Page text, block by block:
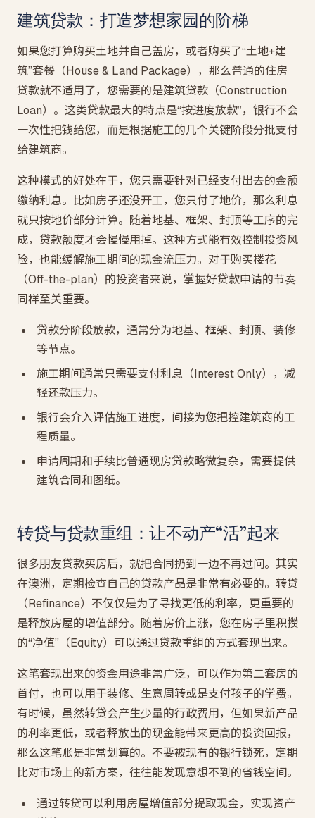
建筑贷款：打造梦想家园的阶梯
如果您打算购买土地并自己盖房，或者购买了“土地+建
筑”套餐（House & Land Package），那么普通的住房
贷款就不适用了，您需要的是建筑贷款（Construction
Loan）。这类贷款最大的特点是“按进度放款”，银行不会
一次性把钱给您，而是根据施工的几个关键阶段分批支付
给建筑商。
这种模式的好处在于，您只需要针对已经支付出去的金额
缴纳利息。比如房子还没开工，您只付了地价，那么利息
就只按地价部分计算。随着地基、框架、封顶等工序的完
成，贷款额度才会慢慢用掉。这种方式能有效控制投资风
险，也能缓解施工期间的现金流压力。对于购买楼花
（Off-the-plan）的投资者来说，掌握好贷款申请的节奏
同样至关重要。
贷款分阶段放款，通常分为地基、框架、封顶、装修
等节点。
施工期间通常只需要支付利息（Interest Only），减
轻还款压力。
银行会介入评估施工进度，间接为您把控建筑商的工
程质量。
申请周期和手续比普通现房贷款略微复杂，需要提供
建筑合同和图纸。
转贷与贷款重组：让不动产“活”起来
很多朋友贷款买房后，就把合同扔到一边不再过问。其实
在澳洲，定期检查自己的贷款产品是非常有必要的。转贷
（Refinance）不仅仅是为了寻找更低的利率，更重要的
是释放房屋的增值部分。随着房价上涨，您在房子里积攒
的“净值”（Equity）可以通过贷款重组的方式套现出来。
这笔套现出来的资金用途非常广泛，可以作为第二套房的
首付，也可以用于装修、生意周转或是支付孩子的学费。
有时候，虽然转贷会产生少量的行政费用，但如果新产品
的利率更低，或者释放出的现金能带来更高的投资回报，
那么这笔账是非常划算的。不要被现有的银行锁死，定期
比对市场上的新方案，往往能发现意想不到的省钱空间。
通过转贷可以利用房屋增值部分提取现金，实现资产